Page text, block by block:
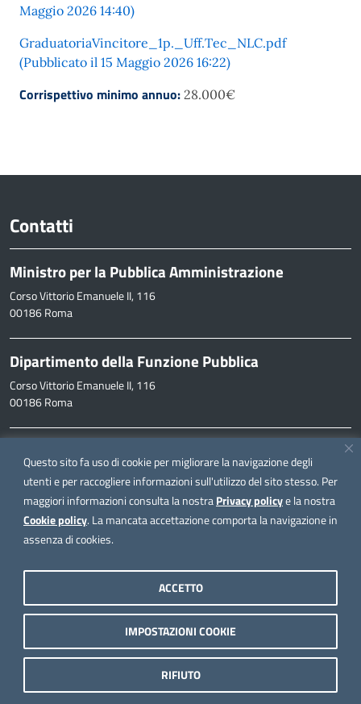
Questo sito fa uso di cookie per migliorare la navigazione degli
utenti e per raccogliere informazioni sull'utilizzo del sito stesso. Per
maggiori informazioni consulta la nostraPrivacy policye la nostra
Cookie policy. La mancata accettazione comporta la navigazione in
assenza di cookies.
IMPOSTAZIONI COOKIE
RIFIUTO
ACCETTO
Maggio 2026 14:40)
GraduatoriaVincitore_1p._Uff.Tec_NLC.pdf
(Pubblicato il 15 Maggio 2026 16:22)
Corrispettivo minimo annuo: 28.000€
Contatti
Ministro per la Pubblica Amministrazione
Corso Vittorio Emanuele II, 116
00186 Roma
Dipartimento della Funzione Pubblica
Corso Vittorio Emanuele II, 116
00186 Roma
inpa@funzionepubblica.it
FAQ
FAQ – Domande e risposte
Seguici su
Note legali